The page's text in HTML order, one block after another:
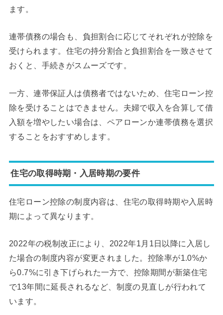
ます。
連帯債務の場合も、負担割合に応じてそれぞれが控除を
受けられます。住宅の持分割合と負担割合を一致させて
おくと、手続きがスムーズです。
一方、連帯保証人は債務者ではないため、住宅ローン控
除を受けることはできません。夫婦で収入を合算して借
入額を増やしたい場合は、ペアローンか連帯債務を選択
することをおすすめします。
住宅の取得時期・入居時期の要件
住宅ローン控除の制度内容は、住宅の取得時期や入居時
期によって異なります。
2022年の税制改正により、2022年1月1日以降に入居し
た場合の制度内容が変更されました。控除率が1.0%か
ら0.7%に引き下げられた一方で、控除期間が新築住宅
で13年間に延長されるなど、制度の見直しが行われて
います。